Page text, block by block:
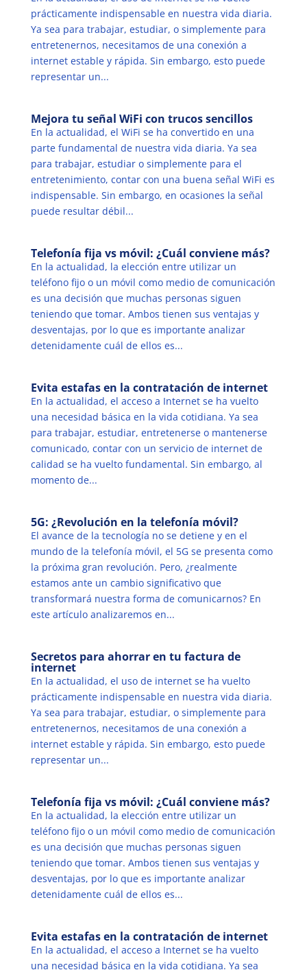
prácticamente indispensable en nuestra vida diaria.
Ya sea para trabajar, estudiar, o simplemente para
entretenernos, necesitamos de una conexión a
internet estable y rápida. Sin embargo, esto puede
representar un...
Mejora tu señal WiFi con trucos sencillos
En la actualidad, el WiFi se ha convertido en una
parte fundamental de nuestra vida diaria. Ya sea
para trabajar, estudiar o simplemente para el
entretenimiento, contar con una buena señal WiFi es
indispensable. Sin embargo, en ocasiones la señal
puede resultar débil...
Telefonía fija vs móvil: ¿Cuál conviene más?
En la actualidad, la elección entre utilizar un
teléfono fijo o un móvil como medio de comunicación
es una decisión que muchas personas siguen
teniendo que tomar. Ambos tienen sus ventajas y
desventajas, por lo que es importante analizar
detenidamente cuál de ellos es...
Evita estafas en la contratación de internet
En la actualidad, el acceso a Internet se ha vuelto
una necesidad básica en la vida cotidiana. Ya sea
para trabajar, estudiar, entretenerse o mantenerse
comunicado, contar con un servicio de internet de
calidad se ha vuelto fundamental. Sin embargo, al
momento de...
5G: ¿Revolución en la telefonía móvil?
El avance de la tecnología no se detiene y en el
mundo de la telefonía móvil, el 5G se presenta como
la próxima gran revolución. Pero, ¿realmente
estamos ante un cambio significativo que
transformará nuestra forma de comunicarnos? En
este artículo analizaremos en...
Secretos para ahorrar en tu factura de
internet
En la actualidad, el uso de internet se ha vuelto
prácticamente indispensable en nuestra vida diaria.
Ya sea para trabajar, estudiar, o simplemente para
entretenernos, necesitamos de una conexión a
internet estable y rápida. Sin embargo, esto puede
representar un...
Telefonía fija vs móvil: ¿Cuál conviene más?
En la actualidad, la elección entre utilizar un
teléfono fijo o un móvil como medio de comunicación
es una decisión que muchas personas siguen
teniendo que tomar. Ambos tienen sus ventajas y
desventajas, por lo que es importante analizar
detenidamente cuál de ellos es...
Evita estafas en la contratación de internet
En la actualidad, el acceso a Internet se ha vuelto
una necesidad básica en la vida cotidiana. Ya sea